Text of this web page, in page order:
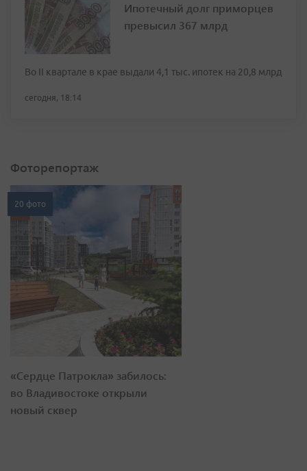
Ипотечный долг приморцев
превысил 367 млрд
Во II квартале в крае выдали 4,1 тыс. ипотек на 20,8 млрд
сегодня, 18:14
Фоторепортаж
20 фото
«Сердце Патрокла» забилось:
во Владивостоке открыли
новый сквер